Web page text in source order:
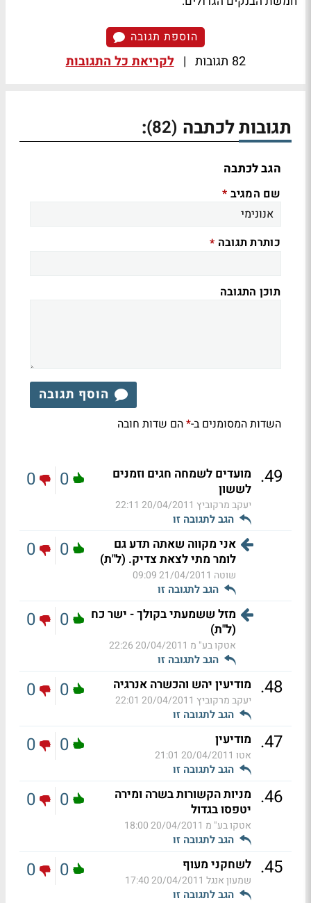
הוספת תגובה
82 תגובות | לקריאת כל התגובות
תגובות לכתבה (82)
:
הגב לכתבה
שם המגיב *
כותרת תגובה *
תוכן התגובה
הוסף תגובה
השדות המסומנים ב-*הם שדות חובה
49
. מועדים לשמחה חגים וזמנים
לששון
יעקב מרקוביץ 20/04/2011 22:11
הגב לתגובה זו
0
0
אני מקווה שאתה תדע גם
לומר מתי לצאת צדיק. (ל"ת)
שוטה 21/04/2011 09:09
הגב לתגובה זו
0
0
מזל ששמעתי בקולך - ישר כח
(ל"ת)
אטקו בע" מ 20/04/2011 22:26
הגב לתגובה זו
0
0
48
. מודיעין יהש והכשרה אנרגיה
יעקב מרקוביץ 20/04/2011 22:01
הגב לתגובה זו
0
0
47
. מודיעין
אטו 20/04/2011 21:01
הגב לתגובה זו
0
0
46
. מניות הקשורות בשרה ומירה
יטפסו בגדול
אטקו בע" מ 20/04/2011 18:00
הגב לתגובה זו
0
0
45
. לשחקני מעוף
שמעון אנגל 20/04/2011 17:40
הגב לתגובה זו
0
0